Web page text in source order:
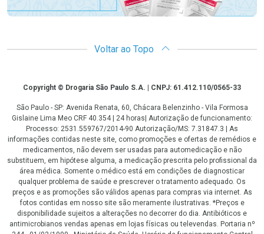
Voltar ao Topo
CopyrightCopyright © Drogaria São Paulo S.A. | CNPJ: 61.412.110/0565-33
São Paulo - SP: Avenida Renata, 60, Chácara Belenzinho - Vila Formosa
Gislaine Lima Meo CRF 40.354 | 24 horas| Autorização de funcionamento:
Processo: 2531.559767/2014-90 Autorização/MS: 7.31847.3 | As
informações contidas neste site, como promoções e ofertas de remédios e
medicamentos, não devem ser usadas para automedicação e não
substituem, em hipótese alguma, a medicação prescrita pelo profissional da
área médica. Somente o médico está em condições de diagnosticar
qualquer problema de saúde e prescrever o tratamento adequado. Os
preços e as promoções são válidos apenas para compras via internet. As
fotos contidas em nosso site são meramente ilustrativas. *Preços e
disponibilidade sujeitos a alterações no decorrer do dia. Antibióticos e
antimicrobianos vendas apenas em lojas físicas ou televendas. Portaria nº